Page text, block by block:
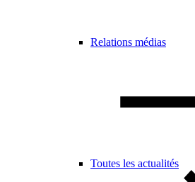
Relations médias
Toutes les actualités